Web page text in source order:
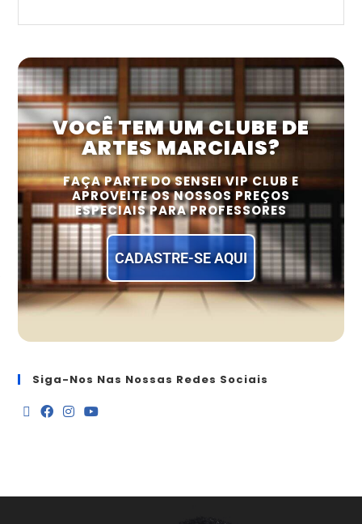
VOCÊ TEM UM CLUBE DE
ARTES MARCIAIS?
FAÇA PARTE DO SENSEI VIP CLUB E
APROVEITE OS NOSSOS PREÇOS
ESPECIAIS PARA PROFESSORES
CADASTRE-SE AQUI
Siga-Nos Nas Nossas Redes Sociais